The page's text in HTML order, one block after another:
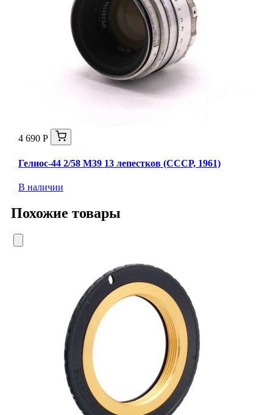
4 690 Р
Гелиос-44 2/58 М39 13 лепестков (СССР, 1961)
В наличии
Похожие товары